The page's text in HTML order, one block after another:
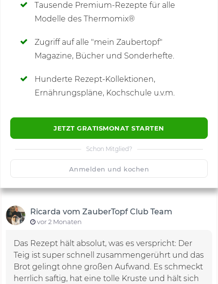
Tausende Premium-Rezepte für alle
Modelle des Thermomix®
Zugriff auf alle "mein Zaubertopf"
Magazine, Bücher und Sonderhefte.
Hunderte Rezept-Kollektionen,
Ernährungspläne, Kochschule u.v.m.
JETZT GRATISMONAT STARTEN
Schon Mitglied?
Anmelden und kochen
Kommentare(7)
🙂 Speichern
Ricarda vom ZauberTopf Club Team
vor 2 Monaten
Das Rezept hält absolut, was es verspricht: Der
Teig ist super schnell zusammengerührt und das
Brot gelingt ohne großen Aufwand. Es schmeckt
herrlich saftig, hat eine tolle Kruste und hält sich